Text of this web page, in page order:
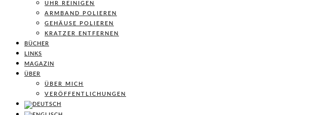
UHR REINIGEN
ARMBAND POLIEREN
GEHÄUSE POLIEREN
KRATZER ENTFERNEN
BÜCHER
LINKS
MAGAZIN
ÜBER
ÜBER MICH
VERÖFFENTLICHUNGEN